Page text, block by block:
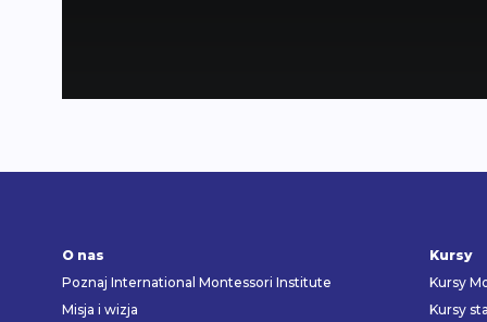
O nas
Poznaj International Montessori Institute
Misja i wizja
Kursy
Kursy
Kursy